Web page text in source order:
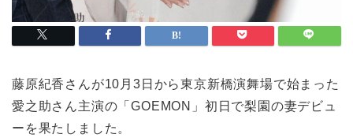
藤原紀香さんが10月3日から東京新橋演舞場で始まった
愛之助さん主演の「GOEMON」初日で梨園の妻デビュ
ーを果たしました。